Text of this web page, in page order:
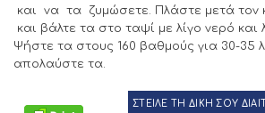
και να τα ζυμώσετε. Πλάστε μετά τον
και βάλτε τα στο ταψί με λίγο νερό και
Ψήστε τα στους 160 βαθμούς για 30-35
απολαύστε τα.
ΣΤΕΙΛΕ ΤΗ ΔΙΚΗ ΣΟΥ